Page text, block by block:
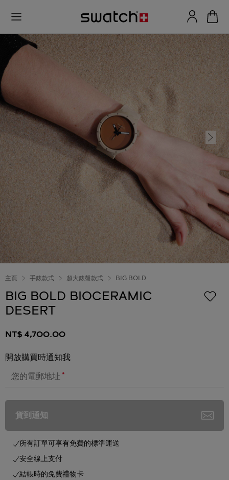
主頁 手錶款式 超大錶盤款式 BIG BOLD
BIG BOLD BIOCERAMIC
DESERT
NT$ 4,700.00
開放購買時通知我
您的電郵地址 *
貨到通知
所有訂單可享有免費的標準運送
安全線上支付
結帳時的免費禮物卡